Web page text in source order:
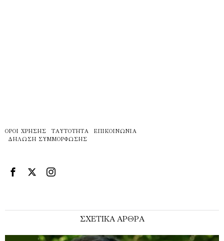
ΌΡΟΙ ΧΡΉΣΗΣ ΤΑΥΤΌΤΗΤΑ
ΕΠΙΚΟΙΝΩΝΊΑ
ΔΉΛΩΣΗ ΣΥΜΜΌΡΦΩΣΗΣ
ΣΧΕΤΙΚΑ ΑΡΘΡΑ